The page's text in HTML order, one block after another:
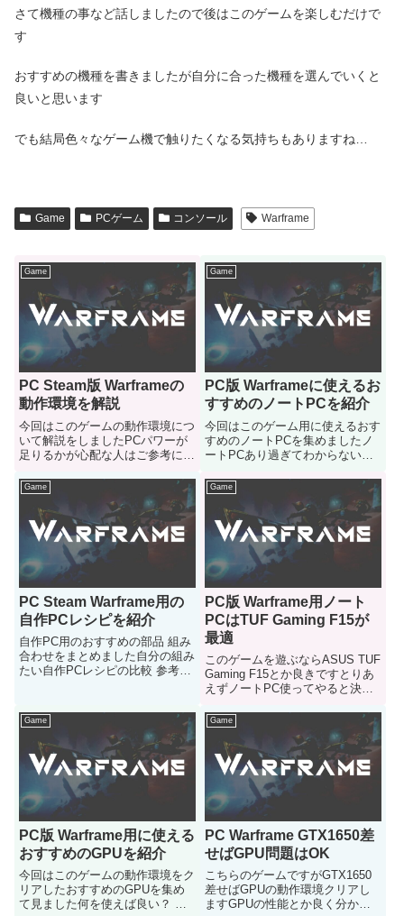
さて機種の事など話しましたので後はこのゲームを楽しむだけで
す
おすすめの機種を書きましたが自分に合った機種を選んでいくと
良いと思います
でも結局色々なゲーム機で触りたくなる気持ちもありますね…
Game PCゲーム コンソール Warframe
Game
PC Steam版 Warframeの
動作環境を解説
今回はこのゲームの動作環境につ
いて解説をしましたPCパワーが
足りるかが心配な人はご参考にど
Game
PC版 Warframeに使えるお
すすめのノートPCを紹介
今回はこのゲーム用に使えるおす
すめのノートPCを集めましたノ
ートPCあり過ぎてわからないと
Game
PC Steam Warframe用の
自作PCレシピを紹介
自作PC用のおすすめの部品 組み
合わせをまとめました自分の組み
たい自作PCレシピの比較 参考に
Game
PC版 Warframe用ノート
PCはTUF Gaming F15が
最適
このゲームを遊ぶならASUS TUF
Gaming F15とか良きですとりあ
えずノートPC使ってやると決め
Game
PC版 Warframe用に使える
おすすめのGPUを紹介
今回はこのゲームの動作環境をク
リアしたおすすめのGPUを集め
て見ました何を使えば良い？ 目
Game
PC Warframe GTX1650差
せばGPU問題はOK
こちらのゲームですがGTX1650
差せばGPUの動作環境クリアし
ますGPUの性能とか良く分から